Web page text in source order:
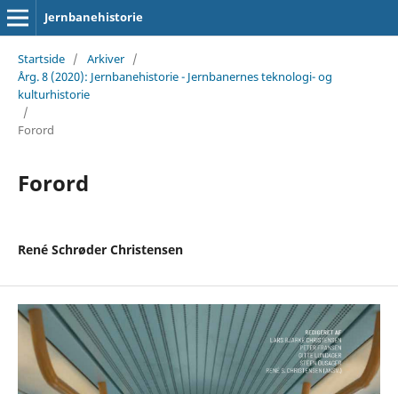
Jernbanehistorie
Startside / Arkiver /
Årg. 8 (2020): Jernbanehistorie - Jernbanernes teknologi- og
kulturhistorie
/
Forord
Forord
René Schrøder Christensen